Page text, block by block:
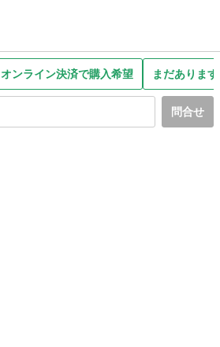
オンライン決済で購入希望 まだありま
問合せ